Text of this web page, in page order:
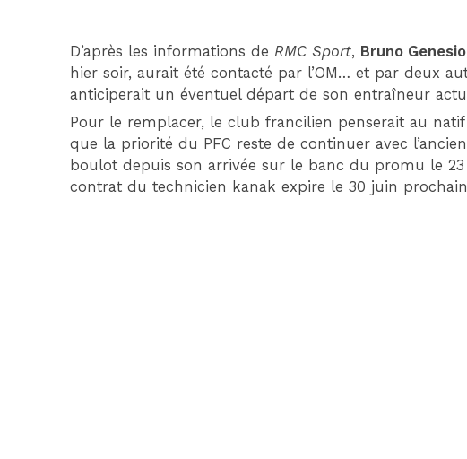
D’après les informations de RMC Sport, Bruno Genesio
hier soir, aurait été contacté par l’OM… et par deux
anticiperait un éventuel départ de son entraîneur
Pour le remplacer, le club francilien penserait au natif
que la priorité du PFC reste de continuer avec
boulot depuis son arrivée sur le banc du promu le
contrat du technicien kanak expire le 30 juin